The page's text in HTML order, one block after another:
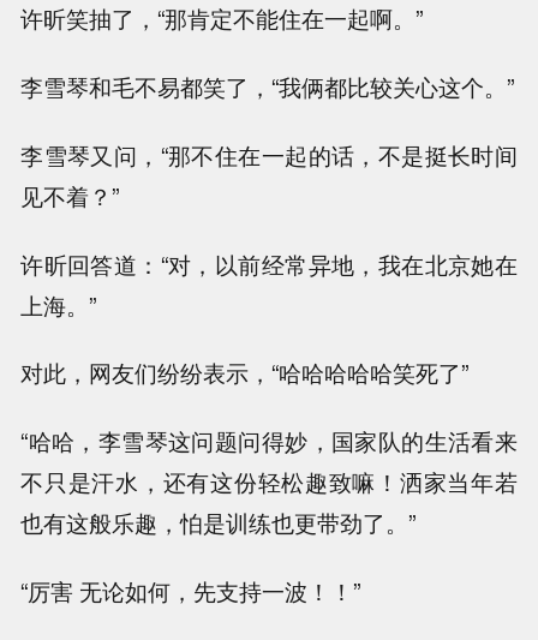
许昕笑抽了，“那肯定不能住在一起啊。”
李雪琴和毛不易都笑了，“我俩都比较关心这个。”
李雪琴又问，“那不住在一起的话，不是挺长时间
见不着？”
许昕回答道：“对，以前经常异地，我在北京她在
上海。”
对此，网友们纷纷表示，“哈哈哈哈哈笑死了”
“哈哈，李雪琴这问题问得妙，国家队的生活看来
不只是汗水，还有这份轻松趣致嘛！洒家当年若
也有这般乐趣，怕是训练也更带劲了。”
“厉害 无论如何，先支持一波！！”